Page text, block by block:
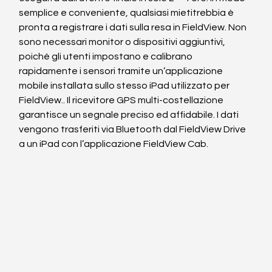
semplice e conveniente, qualsiasi mietitrebbia è
pronta a registrare i dati sulla resa in FieldView. Non
sono necessari monitor o dispositivi aggiuntivi,
poiché gli utenti impostano e calibrano
rapidamente i sensori tramite un’applicazione
mobile installata sullo stesso iPad utilizzato per
FieldView.. Il ricevitore GPS multi-costellazione
garantisce un segnale preciso ed affidabile. I dati
vengono trasferiti via Bluetooth dal FieldView Drive
a un iPad con l’applicazione FieldView Cab.